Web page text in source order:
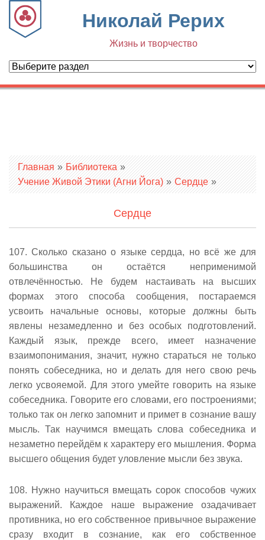
Николай Рерих
Жизнь и творчество
Вы здесь
Главная » Библиотека »
Учение Живой Этики (Агни Йога) » Сердце »
Сердце
107. Сколько сказано о языке сердца, но всё же для
большинства он остаётся неприменимой
отвлечённостью. Не будем настаивать на высших
формах этого способа сообщения, постараемся
усвоить начальные основы, которые должны быть
явлены незамедленно и без особых подготовлений.
Каждый язык, прежде всего, имеет назначение
взаимопонимания, значит, нужно стараться не только
понять собеседника, но и делать для него свою речь
легко усвояемой. Для этого умейте говорить на языке
собеседника. Говорите его словами, его построениями;
только так он легко запомнит и примет в сознание вашу
мысль. Так научимся вмещать слова собеседника и
незаметно перейдём к характеру его мышления. Форма
высшего общения будет уловление мысли без звука.
108. Нужно научиться вмещать сорок способов чужих
выражений. Каждое наше выражение озадачивает
противника, но его собственное привычное выражение
сразу входит в сознание, как его собственное